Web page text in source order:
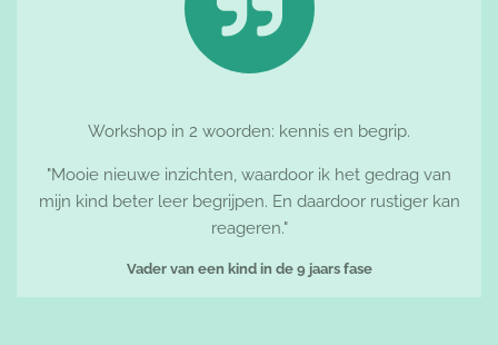
Workshop in 2 woorden: kennis en begrip.
"Mooie nieuwe inzichten, waardoor ik het gedrag van
mijn kind beter leer begrijpen. En daardoor rustiger kan
reageren."
Vader van een kind in de 9 jaars fase